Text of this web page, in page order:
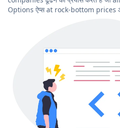
Options ऐप्स at rock-bottom prices